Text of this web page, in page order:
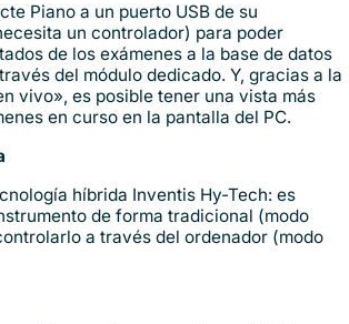
Piano a un puerto USB de su
un controlador) para poder
de los exámenes a la base de datos
del módulo dedicado. Y, gracias a la
vivo», es posible tener una vista más
en curso en la pantalla del PC.
híbrida Inventis Hy-Tech: es
de forma tradicional (modo
a través del ordenador (modo